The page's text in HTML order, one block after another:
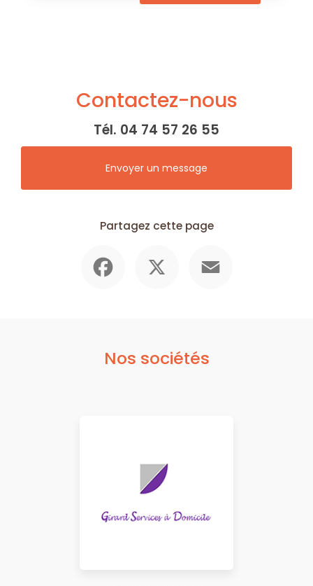
Contactez-nous
Tél. 04 74 57 26 55
Envoyer un message
Partagez cette page
Nos sociétés